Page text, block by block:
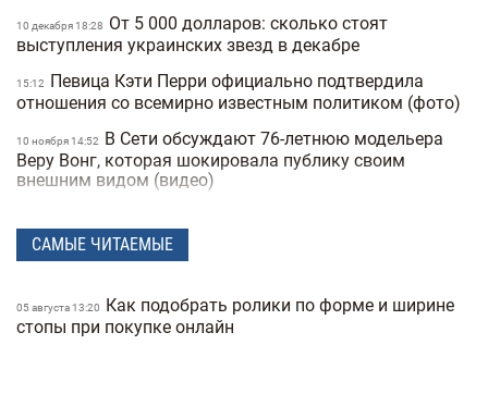
10 декабря 18:28
От 5 000 долларов: сколько стоят
выступления украинских звезд в декабре
15:12
Певица Кэти Перри официально подтвердила
отношения со всемирно известным политиком (фото)
10 ноября 14:52
В Сети обсуждают 76-летнюю модельера
Веру Вонг, которая шокировала публику своим
внешним видом (видео)
охранника из николаевского ТЦК (видео)
года по версии People — фото
30 октября 16:57
Украинский бренд Bazhane попал в скандал
САМЫЕ ЧИТАЕМЫЕ
05 августа 13:20
Как подобрать ролики по форме и ширине
стопы при покупке онлайн